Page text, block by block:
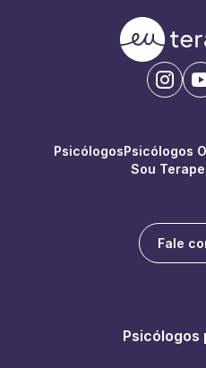
PsicólogosPsicólogos
Sou
Fale
Psicólogos